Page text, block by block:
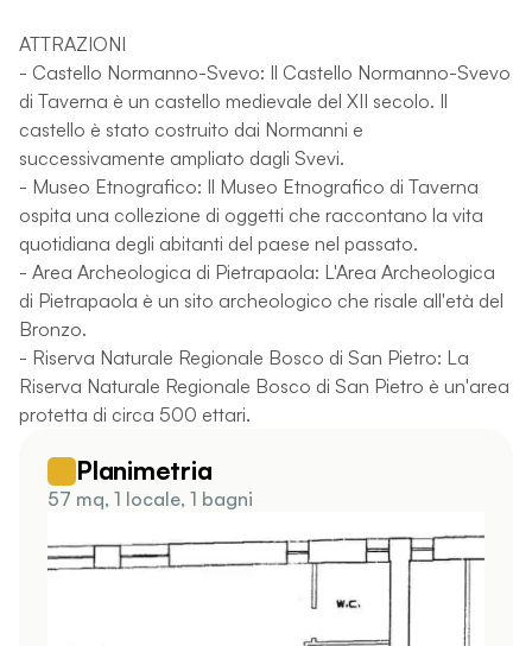
ATTRAZIONI
- Castello Normanno-Svevo: Il Castello Normanno-Svevo
di Taverna è un castello medievale del XII secolo. Il
castello è stato costruito dai Normanni e
successivamente ampliato dagli Svevi.
- Museo Etnografico: Il Museo Etnografico di Taverna
ospita una collezione di oggetti che raccontano la vita
quotidiana degli abitanti del paese nel passato.
- Area Archeologica di Pietrapaola: L'Area Archeologica
di Pietrapaola è un sito archeologico che risale all'età del
Bronzo.
- Riserva Naturale Regionale Bosco di San Pietro: La
Riserva Naturale Regionale Bosco di San Pietro è un'area
protetta di circa 500 ettari.
Planimetria
57 mq, 1 locale, 1 bagni